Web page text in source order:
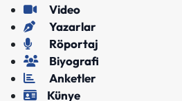
Video
Yazarlar
Röportaj
Biyografi
Anketler
Künye